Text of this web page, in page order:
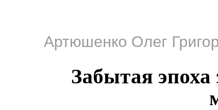
Артюшенко Олег
Забытая